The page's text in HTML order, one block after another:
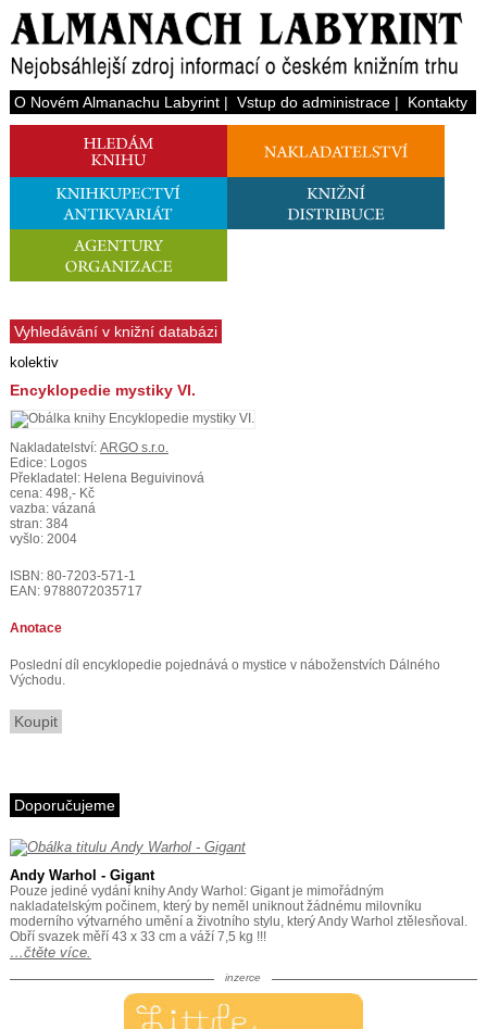
O Novém Almanachu Labyrint| Vstup do administrace| Kontakty
Vyhledávání v knižní databázi
kolektiv
Encyklopedie mystiky VI.
Nakladatelství: ARGO s.r.o.
Edice: Logos
Překladatel: Helena Beguivinová
cena: 498,- Kč
vazba: vázaná
stran: 384
vyšlo: 2004
ISBN: 80-7203-571-1
EAN: 9788072035717
Anotace
Poslední díl encyklopedie pojednává o mystice v náboženstvích Dálného
Východu.
Koupit
Doporučujeme
Andy Warhol - Gigant
Pouze jediné vydání knihy Andy Warhol: Gigant je mimořádným
nakladatelským počinem, který by neměl uniknout žádnému milovníku
moderního výtvarného umění a životního stylu, který Andy Warhol ztělesňoval.
Obří svazek měří 43 x 33 cm a váží 7,5 kg !!!
…čtěte více.
inzerce